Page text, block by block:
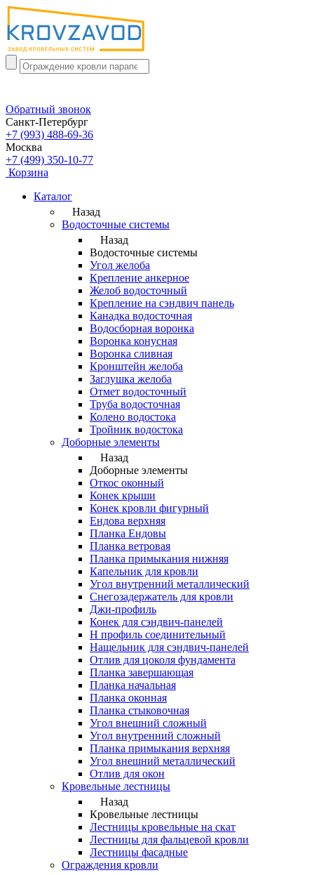
Обратный звонок
Санкт-Петербург
+7 (993) 488-69-36
Москва
+7 (499) 350-10-77
Корзина
Каталог
Назад
Водосточные системы
Назад
Водосточные системы
Угол желоба
Крепление анкерное
Желоб водосточный
Крепление на сэндвич панель
Канадка водосточная
Водосборная воронка
Воронка конусная
Воронка сливная
Кронштейн желоба
Заглушка желоба
Отмет водосточный
Труба водосточная
Колено водостока
Тройник водостока
Доборные элементы
Назад
Доборные элементы
Откос оконный
Конек крыши
Конек кровли фигурный
Ендова верхняя
Планка Ендовы
Планка ветровая
Планка примыкания нижняя
Капельник для кровли
Угол внутренний металлический
Снегозадержатель для кровли
Джи-профиль
Конек для сэндвич-панелей
Н профиль соединительный
Нащельник для сэндвич-панелей
Отлив для цоколя фундамента
Планка завершающая
Планка начальная
Планка оконная
Планка стыковочная
Угол внешний сложный
Угол внутренний сложный
Планка примыкания верхняя
Угол внешний металлический
Отлив для окон
Кровельные лестницы
Назад
Кровельные лестницы
Лестницы кровельные на скат
Лестницы для фальцевой кровли
Лестницы фасадные
Ограждения кровли